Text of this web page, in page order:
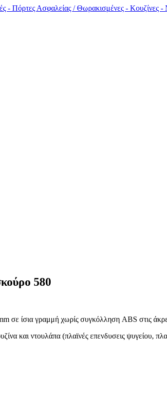
580
ίσια γραμμή χωρίς συγκόλληση ABS στις
και ντουλάπα (πλαϊνές επενδυσεις ψυγείου,